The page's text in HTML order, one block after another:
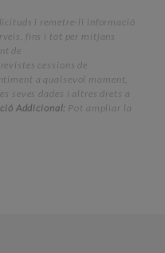
i remetre-li informació
fins i tot per mitjans
de
cessions de
a qualsevol moment,
seves dades i altres drets a
Addicional: Pot ampliar la